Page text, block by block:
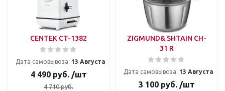
CENTEK CT-1382
Дата самовывоза: 13 Августа
4 490руб. /шт
4 710руб.
ZIGMUND& SHTAIN CH-
31 R
Дата самовывоза: 13 Августа
3 100руб. /шт